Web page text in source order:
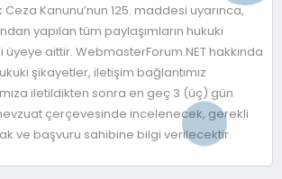
Kanunu’nun 125. maddesi uyarınca,
yapılan tüm paylaşımların hukuki
aittir. WebmasterForum.NET hakkında
şikayetler, iletişim bağlantımız
iletildikten sonra en geç 3 (üç) gün
çerçevesinde incelenecek, gerekli
ve başvuru sahibine bilgi verilecektir.